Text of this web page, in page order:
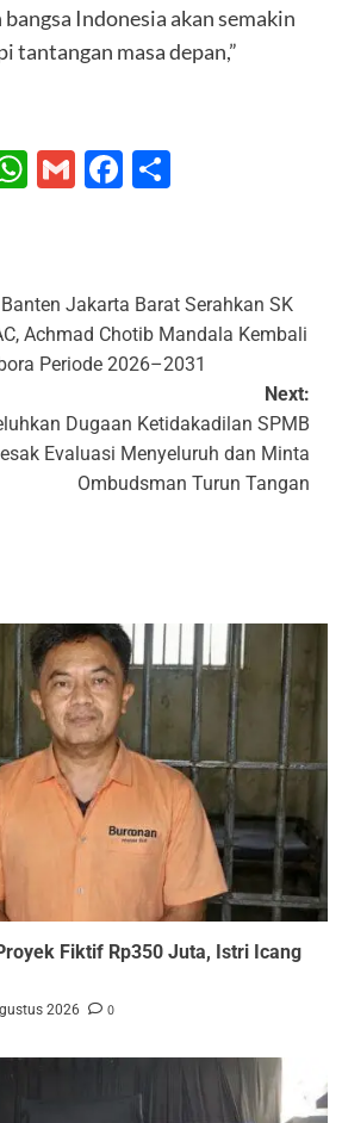
Indonesia akan semakin
tantangan masa depan,”
WhatsApp
GmailFacebook
Share
Jakarta Barat Serahkan SK
Achmad Chotib Mandala Kembali
Periode 2026–2031
Next:
Dugaan Ketidakadilan SPMB
Evaluasi Menyeluruh dan Minta
Ombudsman Turun Tangan
Fiktif Rp350 Juta, Istri Icang
2026 0